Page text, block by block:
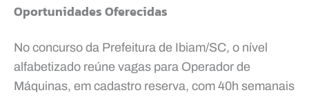
Oportunidades Oferecidas
No concurso da Prefeitura de Ibiam/SC, o nível
alfabetizado reúne vagas para Operador de
Máquinas, em cadastro reserva, com 40h semanais